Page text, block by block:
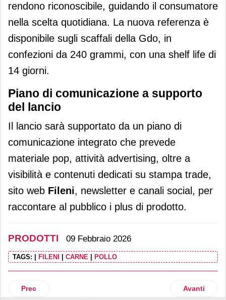
rendono riconoscibile, guidando il consumatore
nella scelta quotidiana. La nuova referenza è
disponibile sugli scaffali della Gdo, in
confezioni da 240 grammi, con una shelf life di
14 giorni.
Piano di comunicazione a supporto
del lancio
Il lancio sarà supportato da un piano di
comunicazione integrato che prevede
materiale pop, attività advertising, oltre a
visibilità e contenuti dedicati su stampa trade,
sito web Fileni, newsletter e canali social, per
raccontare al pubblico i plus di prodotto.
PRODOTTI 09 Febbraio 2026
TAGS: FILENI CARNE POLLO
Articolo precedente: Valdo Spumanti presenta Purø, il suo
Prec Articolo
Avanti